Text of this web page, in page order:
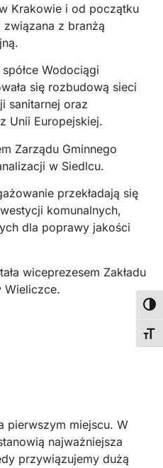
Krakowie i od początku
z branżą
Wodociągi
się rozbudową sieci
sanitarnej oraz
Unii Europejskiej.
Zarządu Gminnego
w Siedlcu.
przekładają się
komunalnych,
dla poprawy jakości
wiceprezesem Zakładu
Wieliczce.
pierwszym miejscu. W
najważniejsza
przywiązujemy dużą